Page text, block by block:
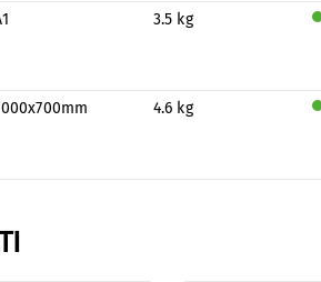
o
3.5 kg
o
4.6 kg